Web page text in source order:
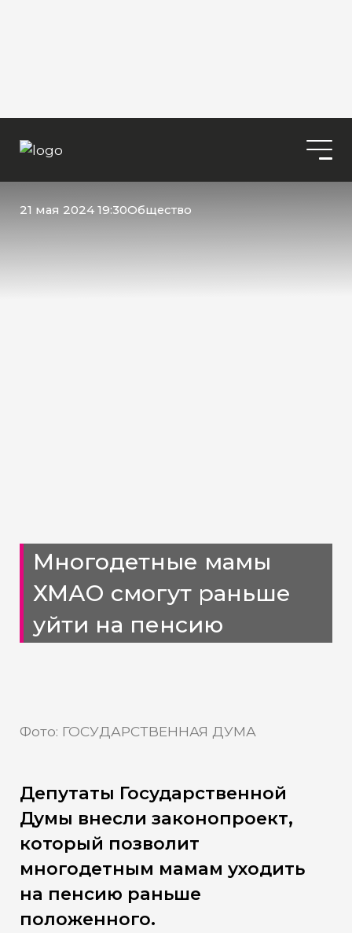
21 мая 2024 19:30Общество
Многодетные мамы
ХМАО смогут раньше
уйти на пенсию
Фото: ГОСУДАРСТВЕННАЯ ДУМА
Депутаты Государственной
Думы внесли законопроект,
который позволит
многодетным мамам уходить
на пенсию раньше
положенного.